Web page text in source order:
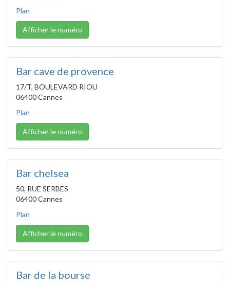
Plan
Afficher le numéro
Bar cave de provence
17/T, BOULEVARD RIOU
06400 Cannes
Plan
Afficher le numéro
Bar chelsea
50, RUE SERBES
06400 Cannes
Plan
Afficher le numéro
Bar de la bourse